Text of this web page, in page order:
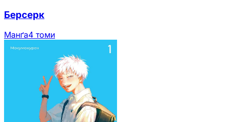
Берсерк
Манґа4 томи